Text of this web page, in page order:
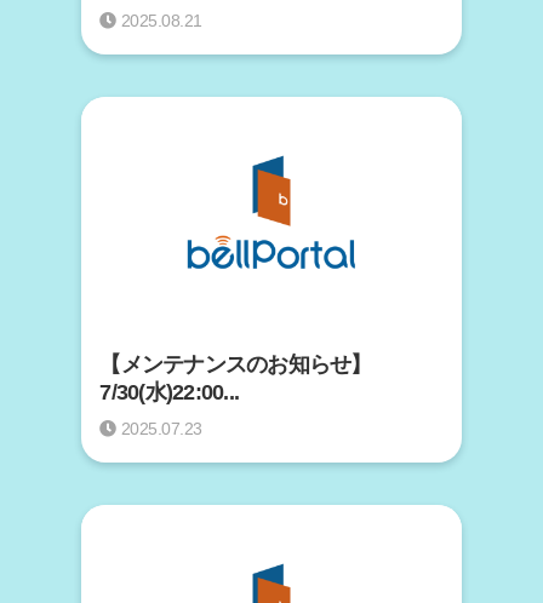
2025.08.21
【メンテナンスのお知らせ】
7/30(水)22:00...
2025.07.23